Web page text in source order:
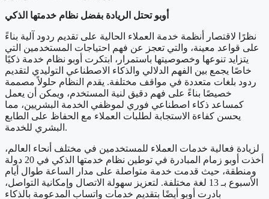
أوبوتحتل الريادة بفضل نظام خدمتها الذكي
نظرًا لاقتصار أنظمة خدمة العملاء الحالية على تقديم ردود آلية بناءً
على قواعد معينة، والتي تعجز عن فهم احتياجات المستخدمين التي
يتزايد تنوعها وخصوصيتها باستمرار، ابتكرت أوبو نظام خدمة ذكيًا
خاصًا يجمع بين الفهم الدلالي والذكاء الاصطناعي التوليدي لتقديم
ردود بلغات متعددة في مواقف مختلفة. يقدم النظام حلولاً مصممة
خصيصًا بناءً على فهم دقيق لنية المستخدم، ويمكن أن يعمل
كمساعد ذكاء اصطناعي فوري لموظفي الخدمة البشريين، مما
يحسن كفاءة الاستجابة لطلبات العملاء مع الحفاظ على الطابع
البشري للخدمة.
لزيادة فعالية خدمات العملاء للمستخدمين في مختلف أنحاء العالم،
أخذت أوبو زمام المبادرة في توطين نظام خدمتها الذكي في 20 دولة
ومنطقة، حيث قدمت خدمة متواصلة على مدار الساعة طوال أيام
الأسبوع بـ 13 لغة مختلفة. لتعزيز سهولة الاتصال وإمكانية التواصل،
بادرت أوبو أيضًا بتقديم خدمات واتساب المدعومة بالذكاء